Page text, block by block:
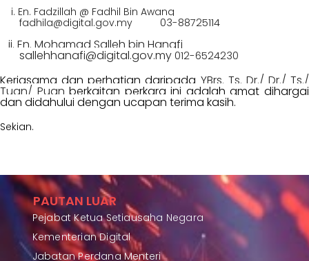
i. En. Fadzillah @ Fadhil Bin Awang
fadhila@digital.gov.my 03-88725114
ii. En. Mohamad Salleh bin Hanafi
sallehhanafi@digital.gov.my 012-6524230
Kerjasama dan perhatian daripada YBrs. Ts. Dr./ Dr./ Ts./
Tuan/ Puan berkaitan perkara ini adalah amatdihargai
dan didahului dengan ucapan terima kasih.
Sekian.
PAUTAN LUAR
Pejabat Ketua Setiausaha Negara
Kementerian Digital
Jabatan Perdana Menteri